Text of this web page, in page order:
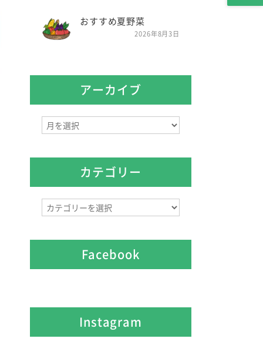
おすすめ夏野菜
2026年8月3日
アーカイブ
ア
ー
カテゴリー
カ
テ
Facebook
Instagram